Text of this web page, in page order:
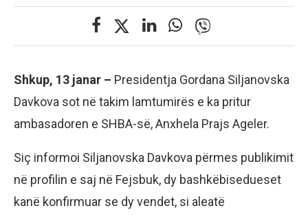
Shkup, 13 janar – Presidentja Gordana Siljanovska
Davkova sot në takim lamtumirës e ka pritur
ambasadoren e SHBA-së, Anxhela Prajs Ageler.
Siç informoi Siljanovska Davkova përmes publikimit
në profilin e saj në Fejsbuk, dy bashkëbisedueset
kanë konfirmuar se dy vendet, si aleatë